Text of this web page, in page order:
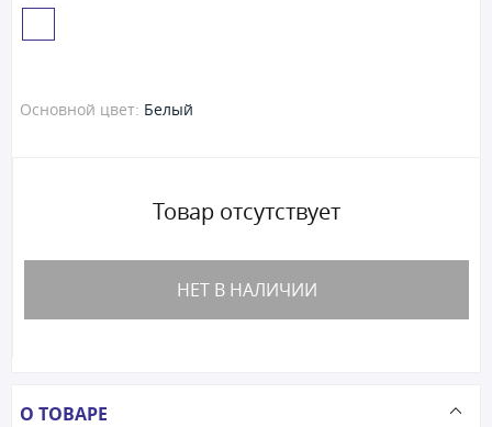
Основной цвет: Белый
Товар отсутствует
НЕТ В НАЛИЧИИ
О ТОВАРЕ